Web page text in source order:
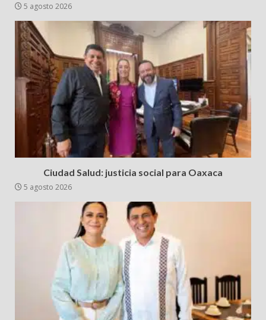
5 agosto 2026
Ciudad Salud: justicia social para Oaxaca
5 agosto 2026